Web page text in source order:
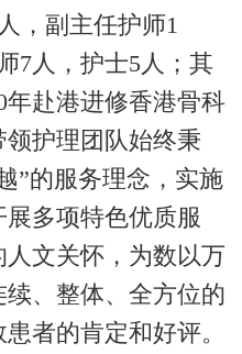
，副主任护师1
7人，护士5人；其
年赴港进修香港骨科
护理团队始终秉
”的服务理念，实施
多项特色优质服
文关怀，为数以万
、整体、全方位的
者的肯定和好评。